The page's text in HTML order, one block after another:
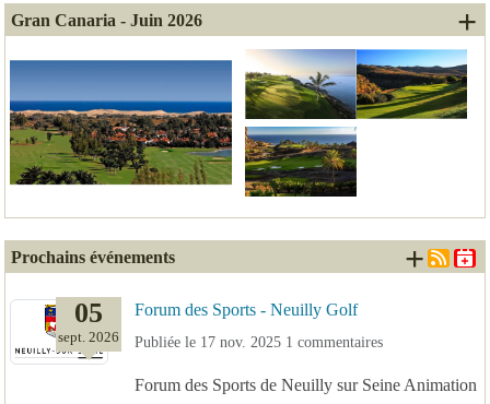
Gran Canaria - Juin 2026 +
Prochains événements
05
sept. 2026
Forum des Sports - Neuilly Golf
Publiée le 17 nov. 2025 1 commentaires
Forum des Sports de Neuilly sur Seine Animation
+